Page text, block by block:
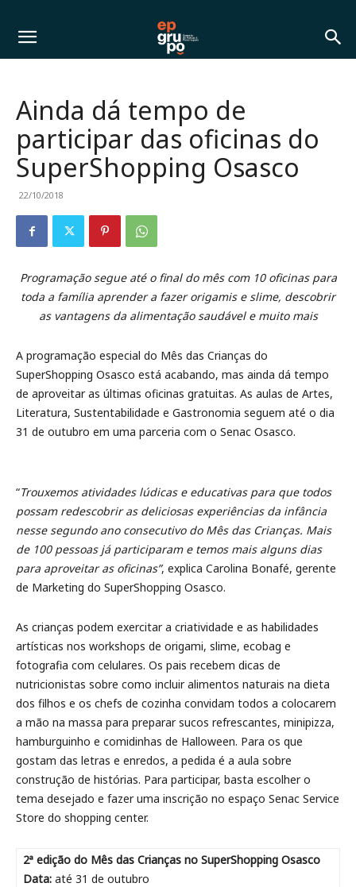
Ainda dá tempo de
participar das oficinas do
SuperShopping Osasco
22/10/2018
Programação segue até o final do mês com 10 oficinas para
toda a família aprender a fazer origamis e slime, descobrir
as vantagens da alimentação saudável e muito mais
A programação especial do Mês das Crianças do
SuperShopping Osasco está acabando, mas ainda dá tempo
de aproveitar as últimas oficinas gratuitas. As aulas de Artes,
Literatura, Sustentabilidade e Gastronomia seguem até o dia
31 de outubro em uma parceria com o Senac Osasco.
“Trouxemos atividades lúdicas e educativas para que todos
possam redescobrir as deliciosas experiências da infância
nesse segundo ano consecutivo do Mês das Crianças. Mais
de 100 pessoas já participaram e temos mais alguns dias
para aproveitar as oficinas”, explica Carolina Bonafé, gerente
de Marketing do SuperShopping Osasco.
As crianças podem exercitar a criatividade e as habilidades
artísticas nos workshops de origami, slime, ecobag e
fotografia com celulares. Os pais recebem dicas de
nutricionistas sobre como incluir alimentos naturais na dieta
dos filhos e os chefs de cozinha convidam todos a colocarem
a mão na massa para preparar sucos refrescantes, minipizza,
hamburguinho e comidinhas de Halloween. Para os que
gostam das letras e enredos, a pedida é a aula sobre
construção de histórias. Para participar, basta escolher o
tema desejado e fazer uma inscrição no espaço Senac Service
Store do shopping center.
2ª edição do Mês das Crianças no SuperShopping Osasco
Data: até 31 de outubro